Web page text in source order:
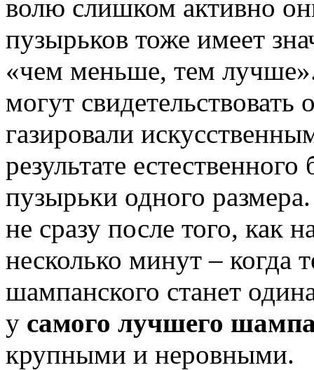
волю слишком активно
пузырьков тоже имеет
«чем меньше, тем
могут
газировали
результате
пузырьки одного
не сразу после того, как
несколько минут – когда
шампанского станет
у самого лучшего
крупными и неровными.